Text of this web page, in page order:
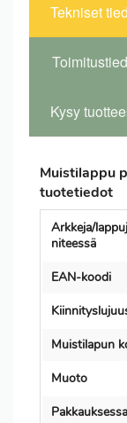
Tekniset
Kysy
Muistilappu
tuotetiedot
Arkkeja/
niteessä
EAN-koodi
Muistilapun
Muoto